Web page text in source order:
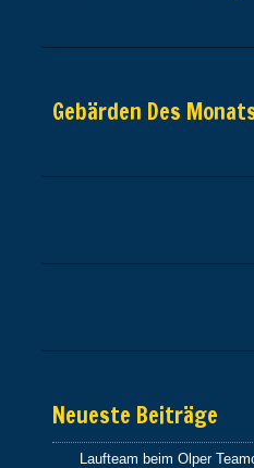
Gebärden Des
Neueste Beiträge
Laufteam beim Olper